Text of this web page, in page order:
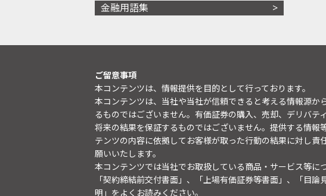
金融用語集
ご留意事項
本コンテンツは、情報提供を目的として行っております。
本コンテンツは、当社や当社が信頼できると考える情報源
るものではございません。有価証券の購入、売却、デリバ
将来の結果を保証するものではございません。提供する情
テンツの内容に依拠してお客様が取った行動の結果に対し
願いいたします。
本コンテンツでは当社でお取扱している商品・サービス等
「契約締結前交付書面」、「上場有価証券等書面」、「目
明 」をよくお読みください。